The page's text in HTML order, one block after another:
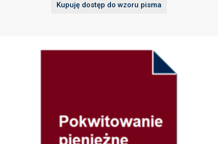
Kupuję dostęp do wzoru pisma